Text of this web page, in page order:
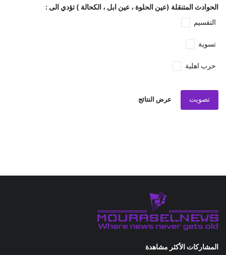
الحوادث المتنقلة (عين الحلوة ، عين ابل ، الكحالة ) تؤدي الى :
التقسيم
تسوية
حرب اهلية
تصويت عرض النتائج
المشاركات الأكثر مشاهدة